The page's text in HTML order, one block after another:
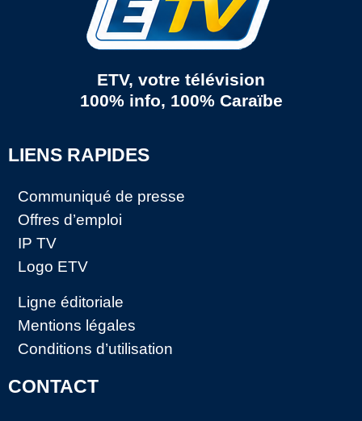
ETV, votre télévision
100% info, 100% Caraïbe
LIENS RAPIDES
Communiqué de presse
Offres d’emploi
IP TV
Logo ETV
Ligne éditoriale
Mentions légales
Conditions d’utilisation
CONTACT